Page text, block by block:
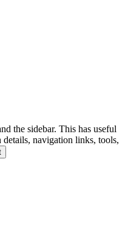
the sidebar. This has useful
navigation links, tools,